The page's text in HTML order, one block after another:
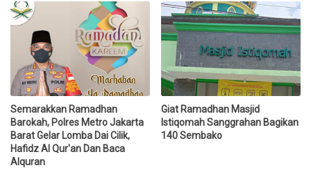
Semarakkan Ramadhan
Barokah, Polres Metro Jakarta
Barat Gelar Lomba Dai Cilik,
Hafidz Al Qur'an Dan Baca
Alquran
Giat Ramadhan Masjid
Istiqomah Sanggrahan Bagikan
140 Sembako